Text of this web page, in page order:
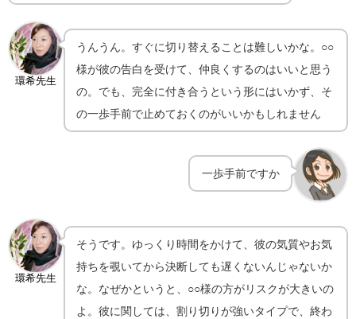
環希先生
うんうん。すぐに切り替えることは難しいかな。○○
様が彼の告白を受けて、仲良くするのはいいと思う
の。でも、完全に付き合うという形にはいかず、そ
の一歩手前で止めておくのがいいかもしれません
一歩手前ですか
環希先生
そうです。ゆっくり時間をかけて、彼の気質やお気
持ちを覗いてから決断しても遅くないんじゃないか
な。なぜかというと、○○様の方がリスクが大きいの
よ。彼に関しては、割り切りが強いタイプで、終わ